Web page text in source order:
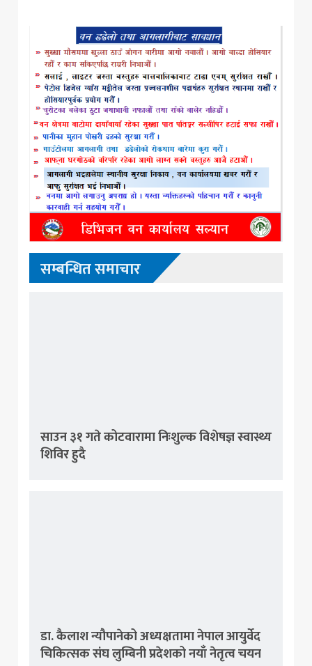
सम्बन्धित समाचार
साउन ३१ गते कोटवारामा निःशुल्क विशेषज्ञ स्वास्थ्य
शिविर हुदै
डा. कैलाश न्यौपानेको अध्यक्षतामा नेपाल आयुर्वेद
चिकित्सक संघ लुम्बिनी प्रदेशको नयाँ नेतृत्व चयन